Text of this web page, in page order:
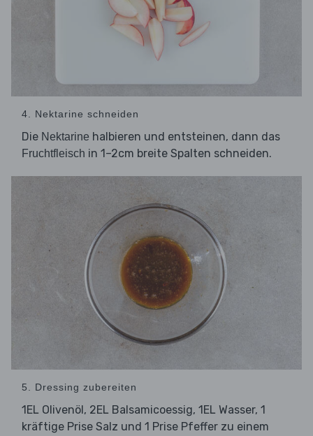
4. Nektarine schneiden
Die Nektarine halbieren und entsteinen, dann das
Fruchtfleisch in 1–2cm breite Spalten schneiden.
5. Dressing zubereiten
1EL Olivenöl, 2EL Balsamicoessig, 1EL Wasser, 1
kräftige Prise Salz und 1 Prise Pfeffer zu einem